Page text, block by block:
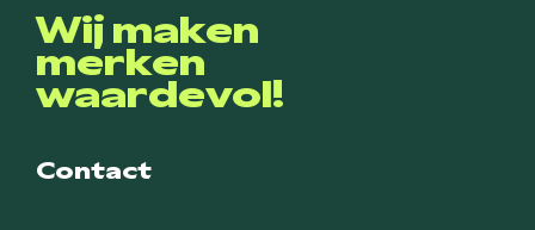
Wij maken
merken
waardevol!
Contact